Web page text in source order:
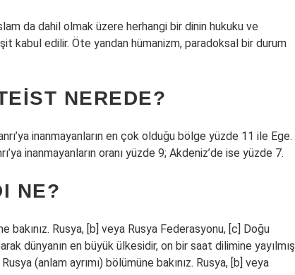
da dahil olmak üzere herhangi bir dinin hukuku ve
kabul edilir. Öte yandan hümanizm, paradoksal bir durum
NEREDE?
inanmayanların en çok olduğu bölge yüzde 11 ile Ege.
inanmayanların oranı yüzde 9; Akdeniz’de ise yüzde 7.
NE?
bakınız. Rusya, [b] veya Rusya Federasyonu, [c] Doğu
dünyanın en büyük ülkesidir, on bir saat dilimine yayılmış
(anlam ayrımı) bölümüne bakınız. Rusya, [b] veya